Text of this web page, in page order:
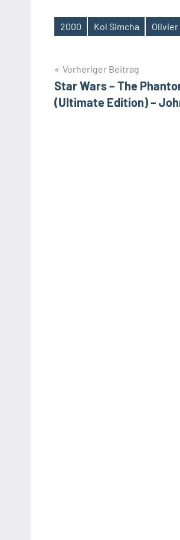
Schlagwörter
2000 Kol Simcha Olivier
Vorheriger Beitrag
Star Wars – The
(Ultimate Edition) –